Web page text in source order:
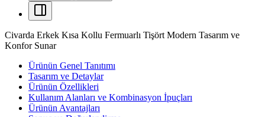
Civarda Erkek Kısa Kollu Fermuarlı Tişört Modern Tasarım ve
Konfor Sunar
Ürünün Genel Tanıtımı
Tasarım ve Detaylar
Ürünün Özellikleri
Kullanım Alanları ve Kombinasyon İpuçları
Ürünün Avantajları